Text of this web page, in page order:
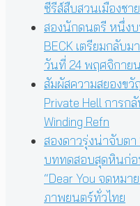
ซีรีส์สืบสวนเมืองชา
สองนักดนตรี หนึ่งบ
BECK เตรียมกลับ
วันที่ 24 พฤศจิกาย
สัมผัสความสยองข
Private Hell การก
Winding Refn
สองดาวรุ่งน่าจับตา
บททดสอบสุดหินก่อ
“Dear You จดหมา
ภาพยนตร์ทั่วไทย